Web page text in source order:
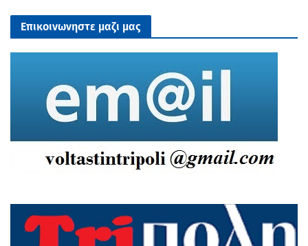
Επικοινωνηστε μαζι μας